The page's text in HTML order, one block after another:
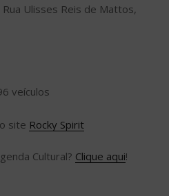
Ulisses Reis de Mattos,
veículos
site Rocky Spirit
Cultural? Clique aqui!